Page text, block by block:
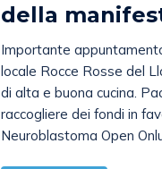
della
Importante
locale Rocce Rosse del
di alta e buona cucina.
raccogliere dei fondi in
Neuroblastoma Open